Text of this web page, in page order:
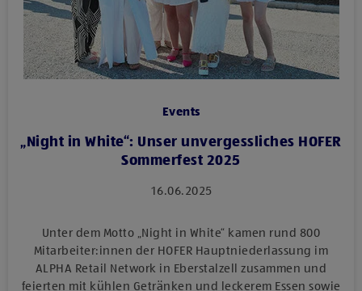
Events
„Night in White“: Unser unvergessliches HOFER
Sommerfest 2025
16.06.2025
Unter dem Motto „Night in White“ kamen rund 800
Mitarbeiter:innen der HOFER Hauptniederlassung im
ALPHA Retail Network in Eberstalzell zusammen und
feierten mit kühlen Getränken und leckerem Essen sowie